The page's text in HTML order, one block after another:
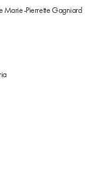
Marie-Pierrette Gagniard